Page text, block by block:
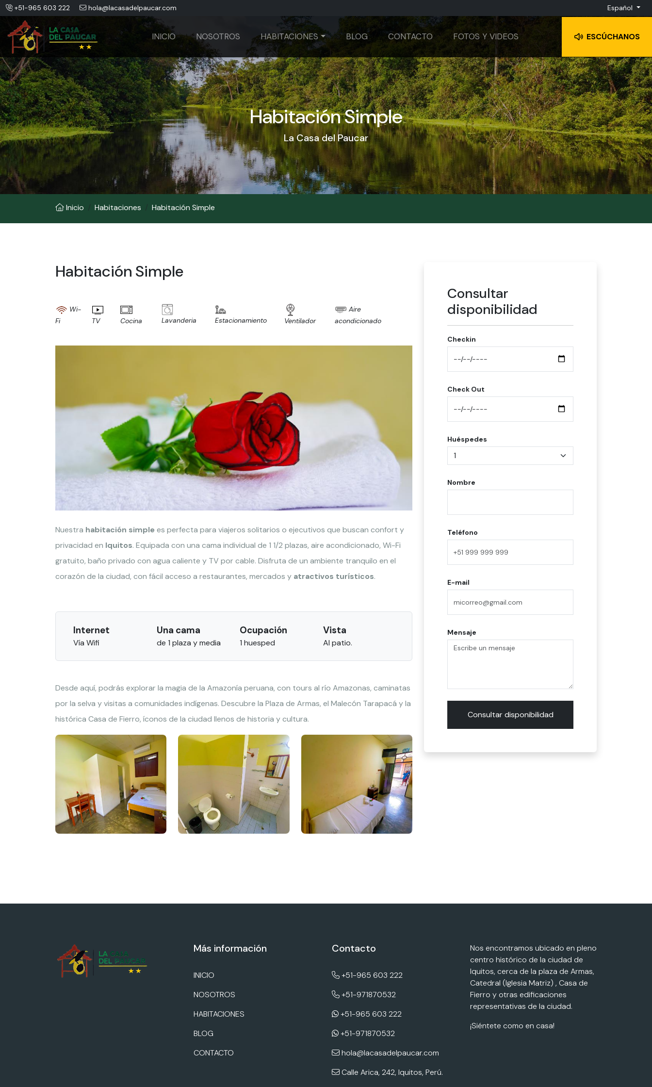
+51-965 603 222 hola@lacasadelpaucar.com Español
INICIO NOSOTROS HABITACIONES BLOG CONTACTO FOTOS Y VIDEOS ESCÚCHANOS
Habitación Simple
La Casa del Paucar
Inicio Habitaciones Habitación Simple
Habitación Simple
Wi-
Fi
TV Cocina Lavanderia Estacionamiento Ventilador
Aire
acondicionado
Nuestra habitación simple es perfecta para viajeros solitarios o ejecutivos que buscan confort y
privacidad en Iquitos. Equipada con una cama individual de 1 1/2 plazas, aire acondicionado, Wi-Fi
gratuito, baño privado con agua caliente y TV por cable. Disfruta de un ambiente tranquilo en el
corazón de la ciudad, con fácil acceso a restaurantes, mercados y atractivos turísticos.
Internet
Vía Wifi
Una cama
de 1 plaza y media
Ocupación
1 huesped
Vista
Al patio.
Desde aquí, podrás explorar la magia de la Amazonía peruana, con tours al río Amazonas, caminatas
por la selva y visitas a comunidades indígenas. Descubre la Plaza de Armas, el Malecón Tarapacá y la
histórica Casa de Fierro, íconos de la ciudad llenos de historia y cultura.
Consultar
disponibilidad
Checkin
Check Out
Huéspedes
Nombre
Teléfono
E-mail
Mensaje
Consultar disponibilidad
Más información
INICIO
NOSOTROS
HABITACIONES
BLOG
CONTACTO
Contacto
+51-965 603 222
+51-971870532
+51-965 603 222
+51-971870532
hola@lacasadelpaucar.com
Calle Arica, 242, Iquitos, Perú.
Nos encontramos ubicado en pleno
centro histórico de la ciudad de
Iquitos, cerca de la plaza de Armas,
Catedral (Iglesia Matriz) , Casa de
Fierro y otras edificaciones
representativas de la ciudad.
¡Siéntete como en casa!